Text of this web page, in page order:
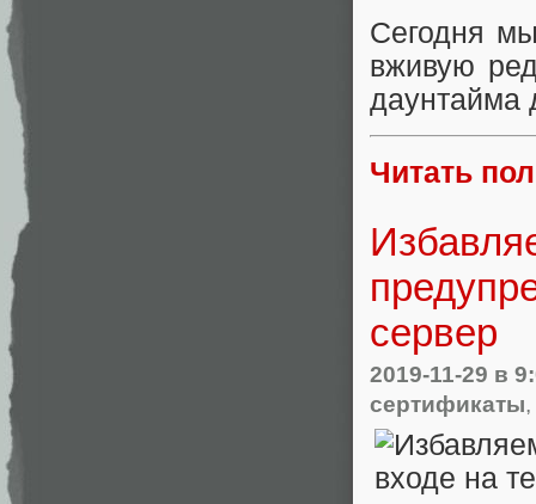
Сегодня
вживую
даунтайма
Читать
сервер
2019-11-29 в
сертификаты,